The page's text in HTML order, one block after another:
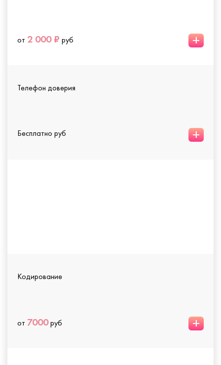
от 2 000 ₽ руб +
Телефон доверия
Бесплатно руб +
Кодирование
от 7000руб +